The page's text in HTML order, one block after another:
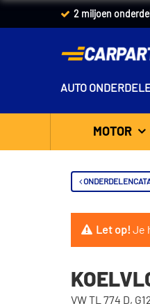
2 miljoen
AUTO
MOTOR
Let op!Je
VW TL 774 D,